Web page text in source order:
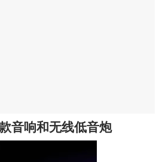
音响和无线低音炮